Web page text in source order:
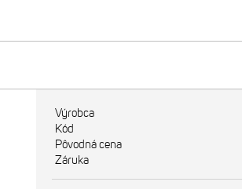
Výrobca
Kód
Pôvodná cena
Záruka